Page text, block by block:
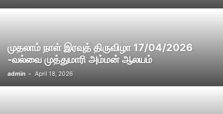
முதலாம் நாள் இரவுத் திருவிழா 17/04/2026
-வல்வை முத்துமாரி அம்மன் ஆலயம்
admin - April 18, 2026